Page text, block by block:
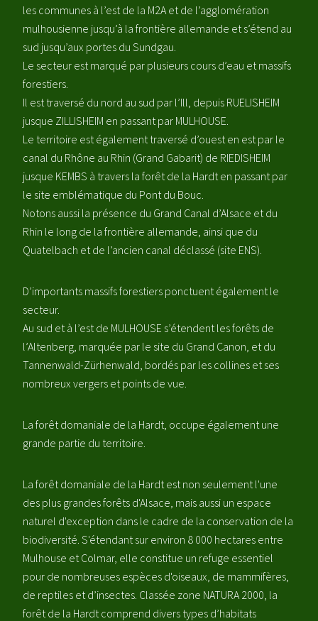
les communes à l’est de la M2A et de l’agglomération
mulhousienne jusqu’à la frontière allemande et s’étend au
sud jusqu’aux portes du Sundgau.
Le secteur est marqué par plusieurs cours d’eau et massifs
forestiers.
Il est traversé du nord au sud par l’Ill, depuis RUELISHEIM
jusque ZILLISHEIM en passant par MULHOUSE.
Le territoire est également traversé d’ouest en est par le
canal du Rhône au Rhin (Grand Gabarit) de RIEDISHEIM
jusque KEMBS à travers la forêt de la Hardt en passant par
le site emblématique du Pont du Bouc.
Notons aussi la présence du Grand Canal d’Alsace et du
Rhin le long de la frontière allemande, ainsi que du
Quatelbach et de l’ancien canal déclassé (site ENS).
D’importants massifs forestiers ponctuent également le
secteur.
Au sud et à l’est de MULHOUSE s’étendent les forêts de
l’Altenberg, marquée par le site du Grand Canon, et du
Tannenwald-Zürhenwald, bordés par les collines et ses
nombreux vergers et points de vue.
La forêt domaniale de la Hardt, occupe également une
grande partie du territoire.
La forêt domaniale de la Hardt est non seulement l'une
des plus grandes forêts d'Alsace, mais aussi un espace
naturel d'exception dans le cadre de la conservation de la
biodiversité. S'étendant sur environ 8 000 hectares entre
Mulhouse et Colmar, elle constitue un refuge essentiel
pour de nombreuses espèces d'oiseaux, de mammifères,
de reptiles et d’insectes. Classée zone NATURA 2000, la
forêt de la Hardt comprend divers types d’habitats